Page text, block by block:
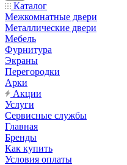
Каталог
Межкомнатные двери
Металлические двери
Мебель
Фурнитура
Экраны
Перегородки
Арки
Акции
Услуги
Сервисные службы
Главная
Бренды
Как купить
Условия оплаты